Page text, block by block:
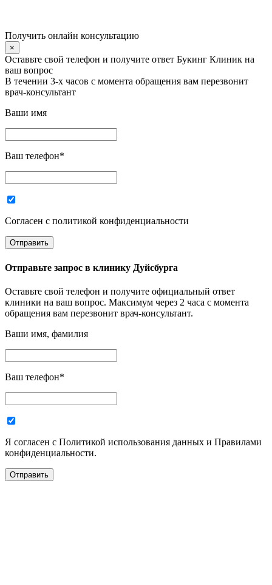
Получить онлайн консультацию
×
Оставьте свой телефон и получите ответ Букинг Клиник на
ваш вопрос
В течении 3-х часов с момента обращения вам перезвонит
врач-консультант
Ваши имя
Ваш телефон*
Согласен с политикой конфиденциальности
Отправьте запрос в клинику Дуйсбурга
Оставьте свой телефон и получите официальный ответ
клиники на ваш вопрос. Максимум через 2 часа с момента
обращения вам перезвонит врач-консультант.
Ваши имя, фамилия
Ваш телефон*
Я согласен с Политикой использования данных и Правилами
конфиденциальности.